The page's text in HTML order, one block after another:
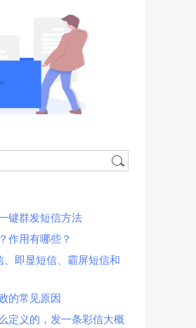
键群发短信方法
作用有哪些？
即显短信、霸屏短信和
的常见原因
定义的，发一条彩信大概